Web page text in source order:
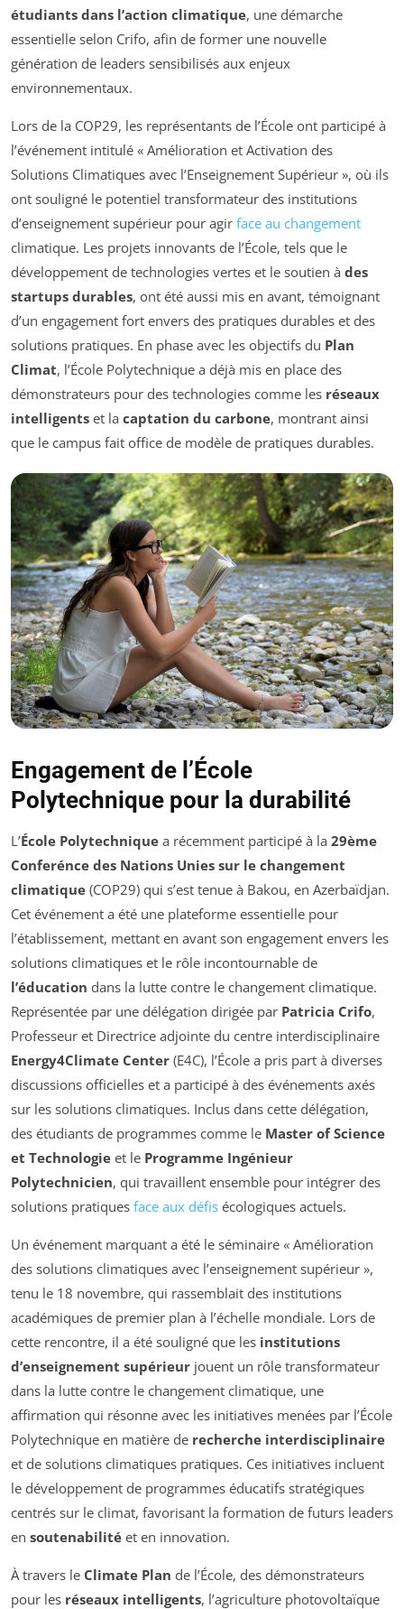
étudiants dans l’action climatique, une démarche
essentielle selon Crifo, afin de former une nouvelle
génération de leaders sensibilisés aux enjeux
environnementaux.
Lors de la COP29, les représentants de l’École ont participé à
l’événement intitulé « Amélioration et Activation des
Solutions Climatiques avec l’Enseignement Supérieur », où ils
ont souligné le potentiel transformateur des institutions
d’enseignement supérieur pour agir face au changement
climatique. Les projets innovants de l’École, tels que le
développement de technologies vertes et le soutien à des
startups durables, ont été aussi mis en avant, témoignant
d’un engagement fort envers des pratiques durables et des
solutions pratiques. En phase avec les objectifs du Plan
Climat, l’École Polytechnique a déjà mis en place des
démonstrateurs pour des technologies comme les réseaux
intelligents et la captation du carbone, montrant ainsi
que le campus fait office de modèle de pratiques durables.
Engagement de l’École
Polytechnique pour la durabilité
L’École Polytechnique a récemment participé à la 29ème
Conferénce des Nations Unies sur le changement
climatique (COP29) qui s’est tenue à Bakou, en Azerbaïdjan.
Cet événement a été une plateforme essentielle pour
l’établissement, mettant en avant son engagement envers les
solutions climatiques et le rôle incontournable de
l’éducation dans la lutte contre le changement climatique.
Représentée par une délégation dirigée par Patricia Crifo,
Professeur et Directrice adjointe du centre interdisciplinaire
Energy4Climate Center (E4C), l’École a pris part à diverses
discussions officielles et a participé à des événements axés
sur les solutions climatiques. Inclus dans cette délégation,
des étudiants de programmes comme le Master of Science
et Technologie et le Programme Ingénieur
Polytechnicien, qui travaillent ensemble pour intégrer des
solutions pratiques face aux défis écologiques actuels.
Un événement marquant a été le séminaire « Amélioration
des solutions climatiques avec l’enseignement supérieur »,
tenu le 18 novembre, qui rassemblait des institutions
académiques de premier plan à l’échelle mondiale. Lors de
cette rencontre, il a été souligné que les institutions
d’enseignement supérieur jouent un rôle transformateur
dans la lutte contre le changement climatique, une
affirmation qui résonne avec les initiatives menées par l’École
Polytechnique en matière de recherche interdisciplinaire
et de solutions climatiques pratiques. Ces initiatives incluent
le développement de programmes éducatifs stratégiques
centrés sur le climat, favorisant la formation de futurs leaders
en soutenabilité et en innovation.
À travers le Climate Plan de l’École, des démonstrateurs
pour les réseaux intelligents, l’agriculture photovoltaïque